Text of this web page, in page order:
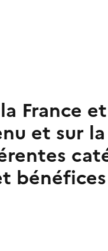
France
et sur